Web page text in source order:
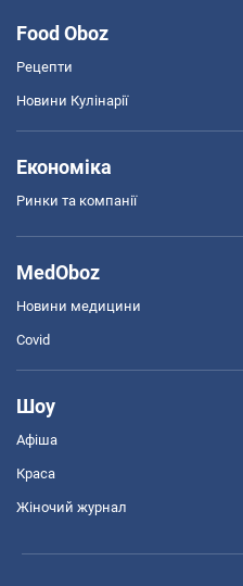
Food Oboz
Рецепти
Новини Кулінарії
Економіка
Ринки та компанії
MedOboz
Новини медицини
Covid
Шоу
Афіша
Краса
Жіночий журнал